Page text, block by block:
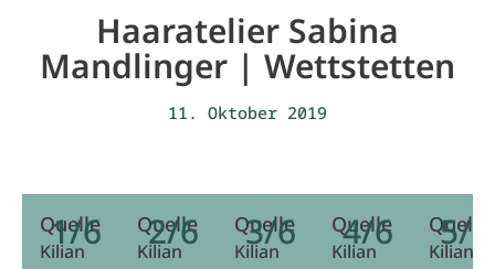
Haaratelier Sabina
Mandlinger | Wettstetten
11. Oktober 2019
1/6
Quelle
Kilian
2/6
Quelle
Kilian
3/6
Quelle
Kilian
4/6
Quelle
Kilian
5/6
Quelle
Kilian